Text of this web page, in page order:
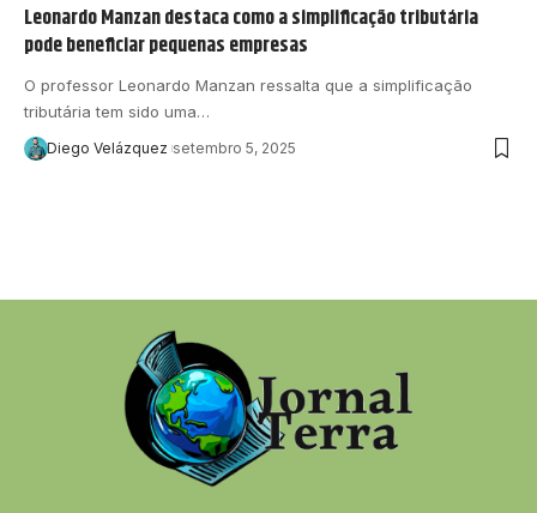
Leonardo Manzan destaca como a simplificação tributária
pode beneficiar pequenas empresas
O professor Leonardo Manzan ressalta que a simplificação
tributária tem sido uma…
Diego Velázquez setembro 5, 2025